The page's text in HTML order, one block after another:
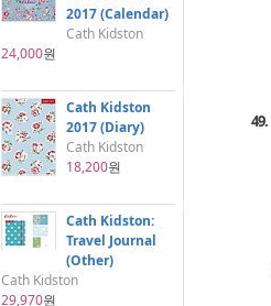
2017 (Calendar)
Cath Kidston
24,000원
Cath Kidston
2017 (Diary)
Cath Kidston
18,200원
Cath Kidston:
Travel Journal
(Other)
Cath Kidston
29,970원
49.